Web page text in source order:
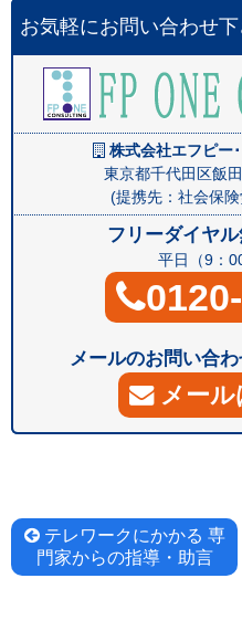
お気軽にお問い合わせ下
株式会社エフピー
東京都千代田区飯
(提携先：社会保
フリーダイヤル
平日（9：
メールのお問い合
メール
投
稿
テレワークにかかる 専
門家からの指導・助言